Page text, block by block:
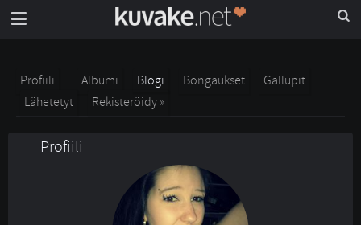
Profiili Albumi Blogi Bongaukset
Gallupit
Lähetetyt
Rekisteröidy »
Profiili